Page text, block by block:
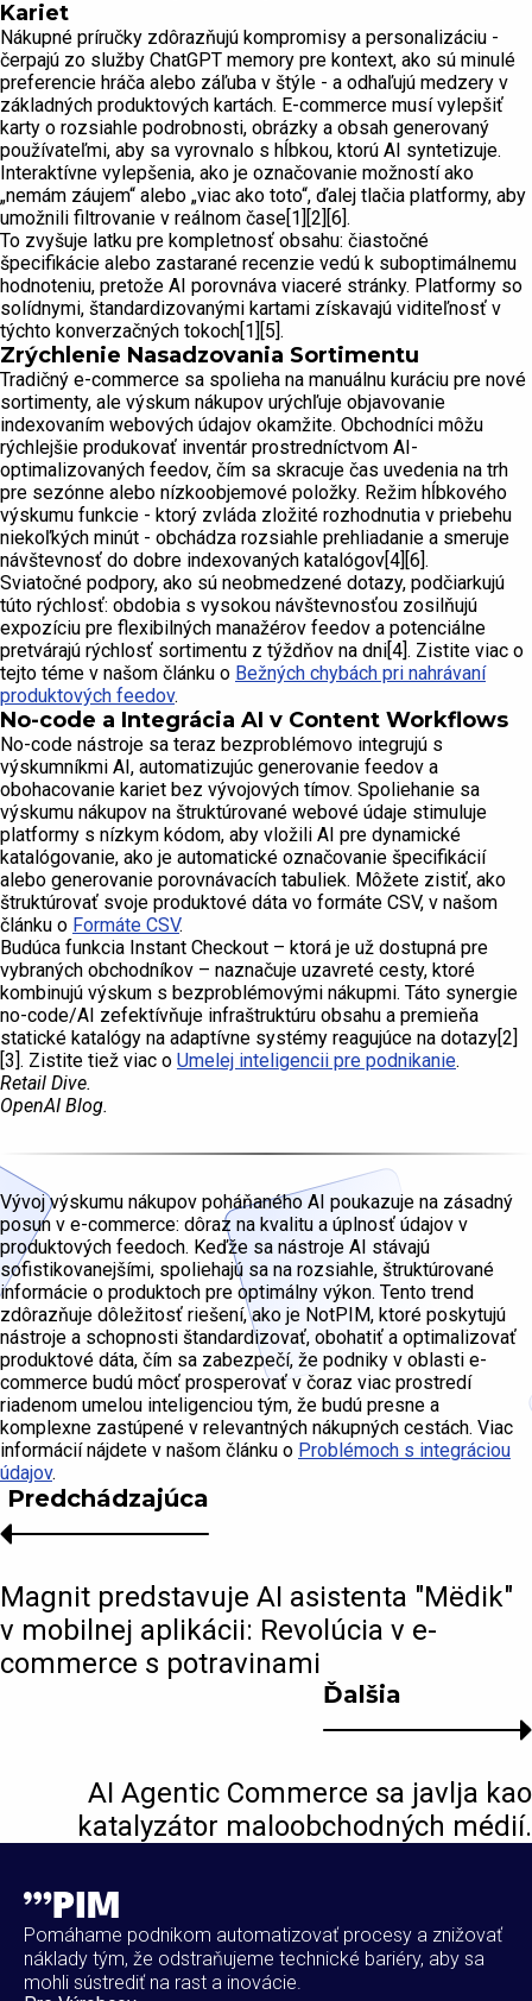
Kariet
Nákupné príručky zdôrazňujú kompromisy a personalizáciu -
čerpajú zo služby ChatGPT memory pre kontext, ako sú minulé
preferencie hráča alebo záľuba v štýle - a odhaľujú medzery v
základných produktových kartách. E-commerce musí vylepšiť
karty o rozsiahle podrobnosti, obrázky a obsah generovaný
používateľmi, aby sa vyrovnalo s hĺbkou, ktorú AI syntetizuje.
Interaktívne vylepšenia, ako je označovanie možností ako
„nemám záujem“ alebo „viac ako toto“, ďalej tlačia platformy, aby
umožnili filtrovanie v reálnom čase[1][2][6].
To zvyšuje latku pre kompletnosť obsahu: čiastočné
špecifikácie alebo zastarané recenzie vedú k suboptimálnemu
hodnoteniu, pretože AI porovnáva viaceré stránky. Platformy so
solídnymi, štandardizovanými kartami získavajú viditeľnosť v
týchto konverzačných tokoch[1][5].
Zrýchlenie Nasadzovania Sortimentu
Tradičný e-commerce sa spolieha na manuálnu kuráciu pre nové
sortimenty, ale výskum nákupov urýchľuje objavovanie
indexovaním webových údajov okamžite. Obchodníci môžu
rýchlejšie produkovať inventár prostredníctvom AI-
optimalizovaných feedov, čím sa skracuje čas uvedenia na trh
pre sezónne alebo nízkoobjemové položky. Režim hĺbkového
výskumu funkcie - ktorý zvláda zložité rozhodnutia v priebehu
niekoľkých minút - obchádza rozsiahle prehliadanie a smeruje
návštevnosť do dobre indexovaných katalógov[4][6].
Sviatočné podpory, ako sú neobmedzené dotazy, podčiarkujú
túto rýchlosť: obdobia s vysokou návštevnosťou zosilňujú
expozíciu pre flexibilných manažérov feedov a potenciálne
pretvárajú rýchlosť sortimentu z týždňov na dni[4]. Zistite viac o
tejto téme v našom článku o Bežných chybách pri nahrávaní
produktových feedov.
No-code a Integrácia AI v Content Workflows
No-code nástroje sa teraz bezproblémovo integrujú s
výskumníkmi AI, automatizujúc generovanie feedov a
obohacovanie kariet bez vývojových tímov. Spoliehanie sa
výskumu nákupov na štruktúrované webové údaje stimuluje
platformy s nízkym kódom, aby vložili AI pre dynamické
katalógovanie, ako je automatické označovanie špecifikácií
alebo generovanie porovnávacích tabuliek. Môžete zistiť, ako
štruktúrovať svoje produktové dáta vo formáte CSV, v našom
článku o Formáte CSV.
Budúca funkcia Instant Checkout – ktorá je už dostupná pre
vybraných obchodníkov – naznačuje uzavreté cesty, ktoré
kombinujú výskum s bezproblémovými nákupmi. Táto synergie
no-code/AI zefektívňuje infraštruktúru obsahu a premieňa
statické katalógy na adaptívne systémy reagujúce na dotazy[2]
[3]. Zistite tiež viac o Umelej inteligencii pre podnikanie.
Retail Dive.
OpenAI Blog.
Vývoj výskumu nákupov poháňaného AI poukazuje na zásadný
posun v e-commerce: dôraz na kvalitu a úplnosť údajov v
produktových feedoch. Keďže sa nástroje AI stávajú
sofistikovanejšími, spoliehajú sa na rozsiahle, štruktúrované
informácie o produktoch pre optimálny výkon. Tento trend
zdôrazňuje dôležitosť riešení, ako je NotPIM, ktoré poskytujú
nástroje a schopnosti štandardizovať, obohatiť a optimalizovať
produktové dáta, čím sa zabezpečí, že podniky v oblasti e-
commerce budú môcť prosperovať v čoraz viac prostredí
riadenom umelou inteligenciou tým, že budú presne a
komplexne zastúpené v relevantných nákupných cestách. Viac
informácií nájdete v našom článku o Problémoch s integráciou
údajov.
Ďalšia
AI Agentic Commerce sa javlja kao
katalyzátor maloobchodných médií.
Predchádzajúca
Magnit predstavuje AI asistenta "Mёdik"
v mobilnej aplikácii: Revolúcia v e-
commerce s potravinami
Pomáhame podnikom automatizovať procesy a znižovať
náklady tým, že odstraňujeme technické bariéry, aby sa
mohli sústrediť na rast a inovácie.